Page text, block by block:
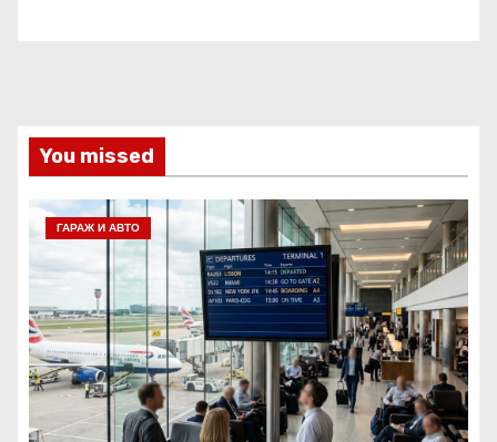
You missed
ГАРАЖ И АВТО